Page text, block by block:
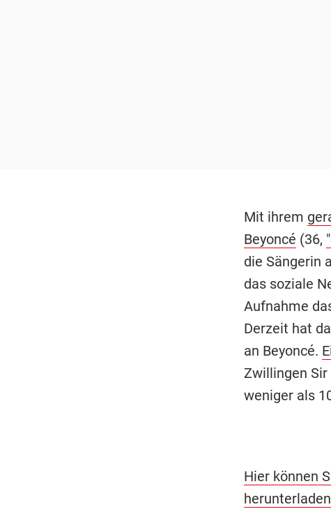
Mit ihrem
Beyoncé (36,
die Sängerin
das soziale
Aufnahme
Derzeit hat
an Beyoncé.
Zwillingen
weniger als
Hier können
herunterladen